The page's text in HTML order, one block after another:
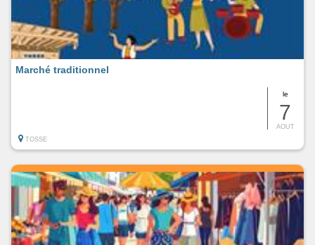
le
7
AOUT
Marché traditionnel
TOSSE